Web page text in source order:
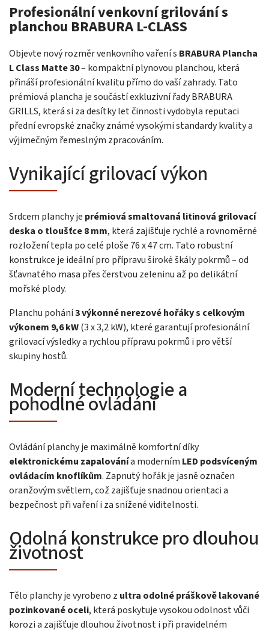
Profesionální venkovní grilování s
planchou BRABURA L-CLASS
Objevte nový rozměr venkovního vaření s BRABURA Plancha
L Class Matte 30– kompaktní plynovou planchou, která
přináší profesionální kvalitu přímo do vaší zahrady. Tato
prémiová plancha je součástí exkluzivní řady BRABURA
GRILLS, která si za desítky let činnosti vydobyla reputaci
přední evropské značky známé vysokými standardy kvality a
výjimečným řemeslným zpracováním.
Vynikající grilovací výkon
Srdcem planchy je prémiová smaltovaná litinová grilovací
deska o tloušťce 8 mm, která zajišťuje rychlé a rovnoměrné
rozložení tepla po celé ploše 76 x 47 cm. Tato robustní
konstrukce je ideální pro přípravu široké škály pokrmů – od
šťavnatého masa přes čerstvou zeleninu až po delikátní
mořské plody.
Planchu pohání3 výkonné nerezové hořáky s celkovým
výkonem 9,6 kW(3 x 3,2 kW), které garantují profesionální
grilovací výsledky a rychlou přípravu pokrmů i pro větší
skupiny hostů.
Moderní technologie a
pohodlné ovládání
Ovládání planchy je maximálně komfortní díky
elektronickému zapalovánía moderním LED podsvíceným
ovládacím knoflíkům. Zapnutý hořák je jasně označen
oranžovým světlem, což zajišťuje snadnou orientaci a
bezpečnost při vaření i za snížené viditelnosti.
Odolná konstrukce pro dlouhou
životnost
Tělo planchy je vyrobeno z ultra odolné práškově lakované
pozinkované oceli, která poskytuje vysokou odolnost vůči
korozi a zajišťuje dlouhou životnost i při pravidelném